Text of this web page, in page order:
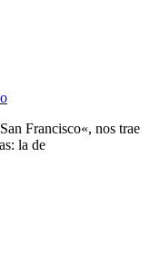
Francisco«, nos trae
la de